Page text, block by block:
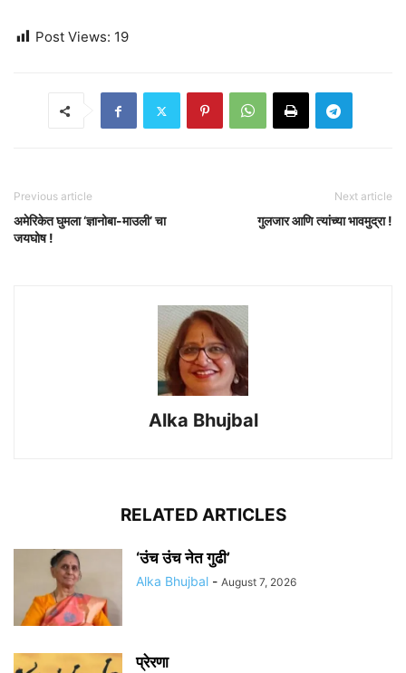
Post Views: 19
Previous article
अमेरिकेत घुमला ‘ज्ञानोबा-माउली’ चा
जयघोष !
Next article
गुलजार आणि त्यांच्या भावमुद्रा !
Alka Bhujbal
RELATED ARTICLES
‘उंच उंच नेत गुढी’
Alka Bhujbal - August 7, 2026
प्रेरणा